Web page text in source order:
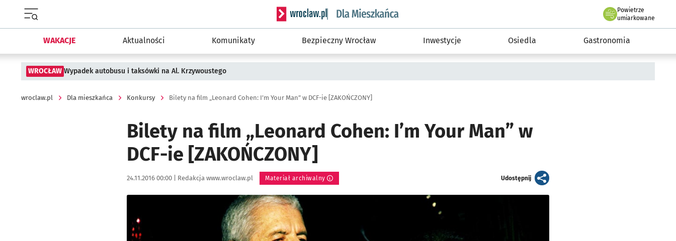
Serwis informacyjny wroclaw.pl podserwis: Dla mieszkańca
Powietrze
we Wrocławiu
umiarkowane
WAKACJE Aktualności Komunikaty Bezpieczny Wrocław Inwestycje Osiedla Gastronomia
WROCŁAW Wypadek autobusu i taksówki na Al. Krzywoustego
wroclaw.pl Dla mieszkańca Konkursy Bilety na film „Leonard Cohen: I’m Your Man” w DCF-ie [ZAKOŃCZONY]
Bilety na film „Leonard Cohen: I’m Your Man” w
DCF-ie [ZAKOŃCZONY]
Data publikacji:
24.11.2016 00:00 | Autor:
Redakcja www.wroclaw.pl Materiał archiwalny Udostępnijartykuł